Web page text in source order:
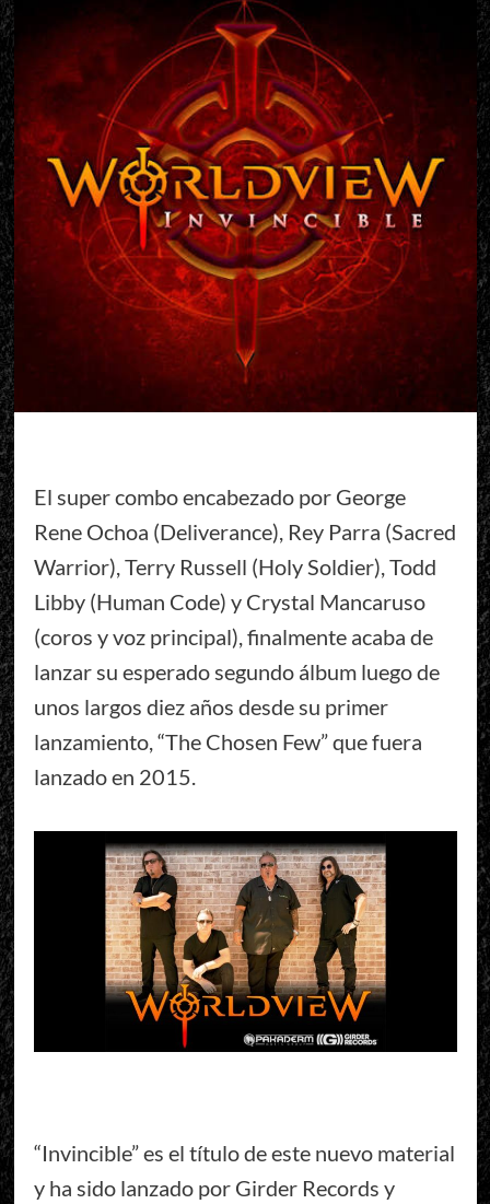
El super combo encabezado por George
Rene Ochoa (Deliverance), Rey Parra (Sacred
Warrior), Terry Russell (Holy Soldier), Todd
Libby (Human Code) y Crystal Mancaruso
(coros y voz principal), finalmente acaba de
lanzar su esperado segundo álbum luego de
unos largos diez años desde su primer
lanzamiento, “The Chosen Few” que fuera
lanzado en 2015.
“Invincible” es el título de este nuevo material
y ha sido lanzado por Girder Records y